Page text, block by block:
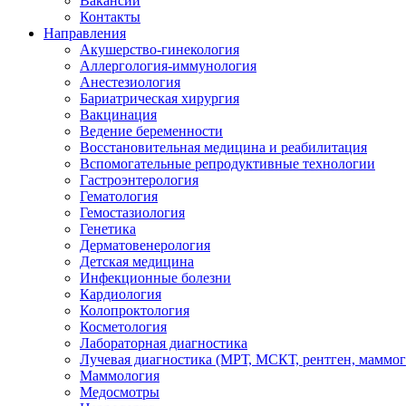
Контакты
Направления
Акушерство-гинекология
Аллергология-иммунология
Анестезиология
Бариатрическая хирургия
Вакцинация
Ведение беременности
Восстановительная медицина и реабилитация
Вспомогательные репродуктивные технологии
Гастроэнтерология
Гематология
Гемостазиология
Генетика
Дерматовенерология
Детская медицина
Инфекционные болезни
Кардиология
Колопроктология
Косметология
Лабораторная диагностика
Лучевая диагностика (МРТ, МСКТ, рентген,
Маммология
Медосмотры